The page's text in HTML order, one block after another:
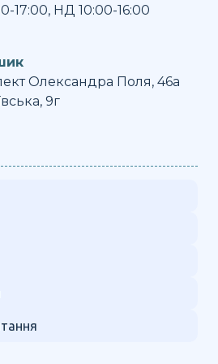
17:00, НД 10:00-16:00
Олександра Поля, 46а
9г